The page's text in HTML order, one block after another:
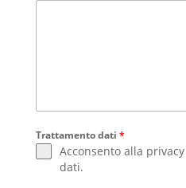
Trattamento dati *
Acconsento alla
dati.